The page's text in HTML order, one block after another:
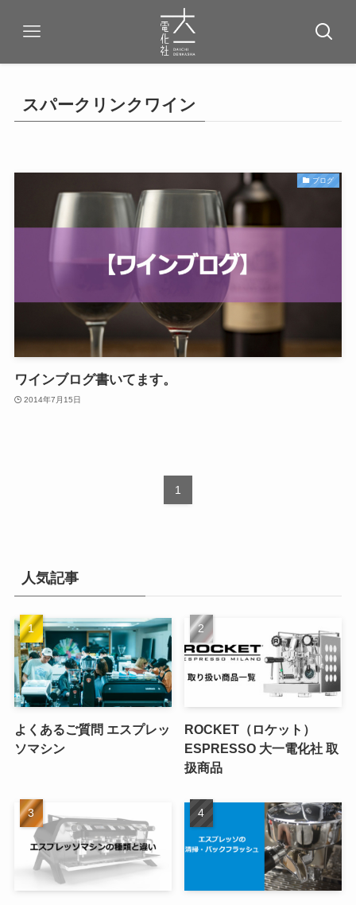
スパークリンクワイン
ブログ
ワインブログ書いてます。
2014年7月15日
1
人気記事
よくあるご質問 エスプレッ
ソマシン
ROCKET（ロケット）
ESPRESSO 大一電化社 取
扱商品